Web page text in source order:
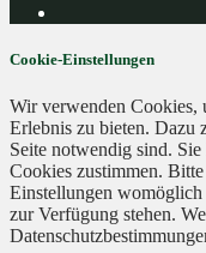
Cookie-Einstellungen
Wir verwenden Cookies,
Erlebnis zu bieten. Dazu
Seite notwendig sind. Sie
Cookies zustimmen.
Einstellungen
zur Verfügung stehen.